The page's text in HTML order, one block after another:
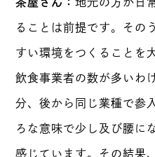
ることは前提です。その
すい環境をつくることを
飲食事業者の数が多いわ
分、後から同じ業種で参
ろな意味で少し及び腰に
感じています。その結果